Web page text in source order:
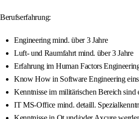
Berufserfahrung:
Engineering mind. über 3 Jahre
Luft- und Raumfahrt mind. über 3 Jahre
Erfahrung im Human Factors
Know How in Software Engineering
Kenntnisse im militärischen Bereich sind
IT MS-Office mind. detaill.